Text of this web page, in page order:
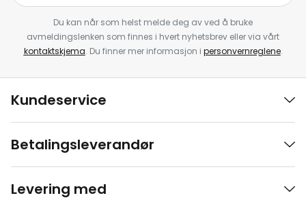
Du kan når som helst melde deg av ved å bruke
avmeldingslenken som finnes i hvert nyhetsbrev eller via vårt
kontaktskjema. Du finner mer informasjon i personvernreglene.
Kundeservice
Betalingsleverandør
Levering med